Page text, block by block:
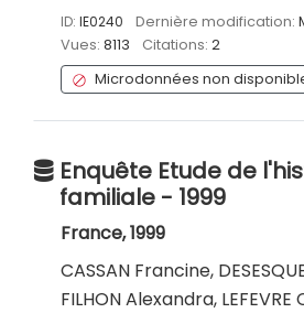
ID: IE0240 Dernière modification:
Vues: 8113 Citations: 2
Microdonnées non
Enquête Etude de
familiale - 1999
France, 1999
CASSAN Francine,
FILHON Alexandra, LEFEVRE